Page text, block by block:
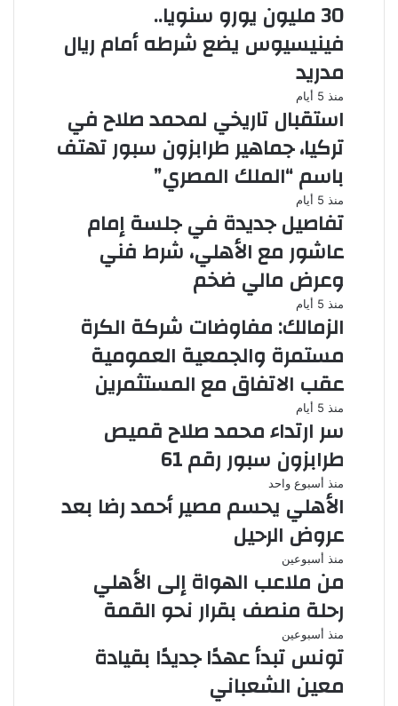
30 مليون يورو سنويا..
فينيسيوس يضع شرطه أمام ريال
مدريد
منذ 5 أيام
استقبال تاريخي لمحمد صلاح في
تركيا، جماهير طرابزون سبور تهتف
باسم “الملك المصري”
منذ 5 أيام
تفاصيل جديدة في جلسة إمام
عاشور مع الأهلي، شرط فني
وعرض مالي ضخم
منذ 5 أيام
الزمالك: مفاوضات شركة الكرة
مستمرة والجمعية العمومية
عقب الاتفاق مع المستثمرين
منذ 5 أيام
سر ارتداء محمد صلاح قميص
طرابزون سبور رقم 61
منذ أسبوع واحد
الأهلي يحسم مصير أحمد رضا بعد
عروض الرحيل
منذ أسبوعين
من ملاعب الهواة إلى الأهلي
رحلة منصف بقرار نحو القمة
منذ أسبوعين
تونس تبدأ عهدًا جديدًا بقيادة
معين الشعباني